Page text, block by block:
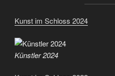
Kunst im Schloss 2024
Künstler 2024